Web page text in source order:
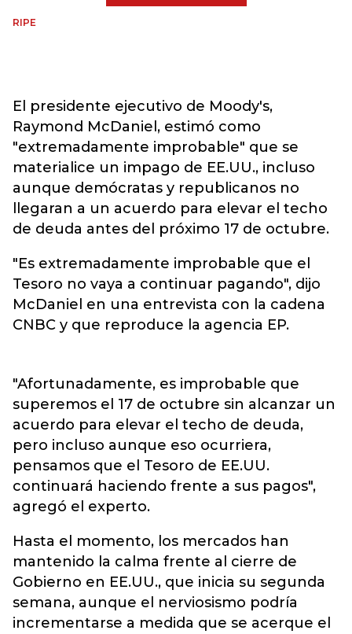
RIPE
El presidente ejecutivo de Moody's,
Raymond McDaniel, estimó como
"extremadamente improbable" que se
materialice un impago de EE.UU., incluso
aunque demócratas y republicanos no
llegaran a un acuerdo para elevar el techo
de deuda antes del próximo 17 de octubre.
"Es extremadamente improbable que el
Tesoro no vaya a continuar pagando", dijo
McDaniel en una entrevista con la cadena
CNBC y que reproduce la agencia EP.
"Afortunadamente, es improbable que
superemos el 17 de octubre sin alcanzar un
acuerdo para elevar el techo de deuda,
pero incluso aunque eso ocurriera,
pensamos que el Tesoro de EE.UU.
continuará haciendo frente a sus pagos",
agregó el experto.
Hasta el momento, los mercados han
mantenido la calma frente al cierre de
Gobierno en EE.UU., que inicia su segunda
semana, aunque el nerviosismo podría
incrementarse a medida que se acerque el